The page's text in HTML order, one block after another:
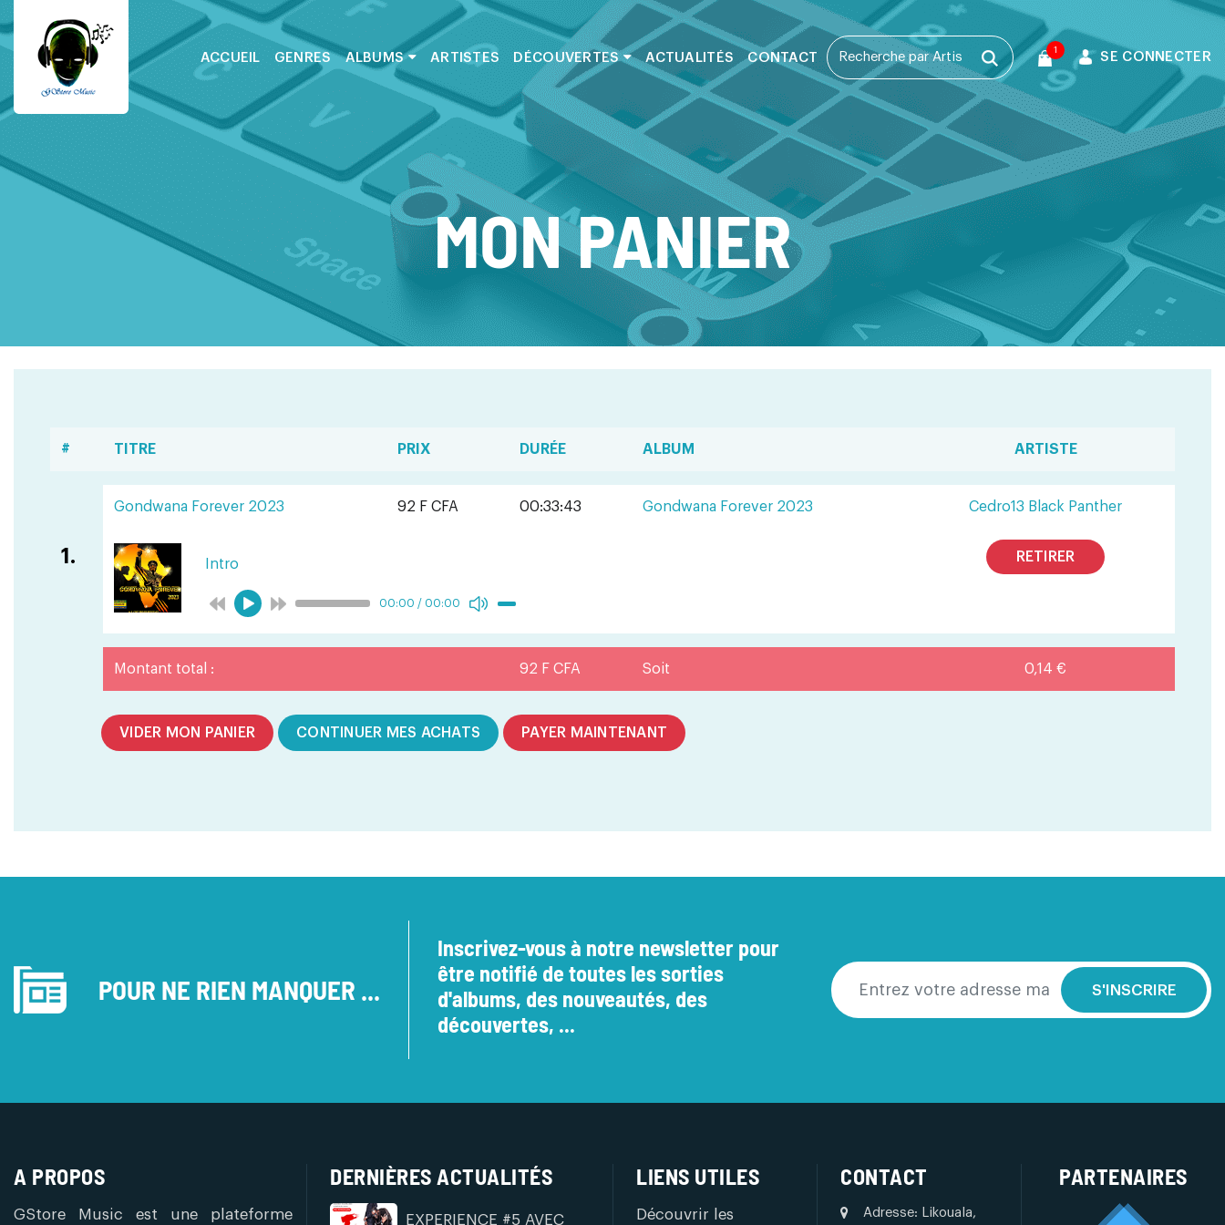
ACCUEIL GENRES ALBUMS ARTISTES DÉCOUVERTES ACTUALITÉS CONTACT
1 SE CONNECTER
MON PANIER
# TITRE PRIX DURÉE ALBUM ARTISTE
Gondwana Forever 2023 92 F CFA 00:33:43 Gondwana Forever 2023 Cedro13 Black Panther
1. Intro
00:00 / 00:00
RETIRER
Montant total : 92 F CFA Soit 0,14 €
VIDER MON PANIER CONTINUER MES ACHATS PAYER MAINTENANT
POUR NE RIEN MANQUER ...
Inscrivez-vous à notre newsletter pour
être notifié de toutes les sorties
d'albums, des nouveautés, des
découvertes, ...
S'INSCRIRE
A PROPOS
GStore Music est une plateforme
DERNIÈRES ACTUALITÉS
EXPERIENCE #5 AVEC
LIENS UTILES
Découvrir les
CONTACT
Adresse: Likouala,
PARTENAIRES